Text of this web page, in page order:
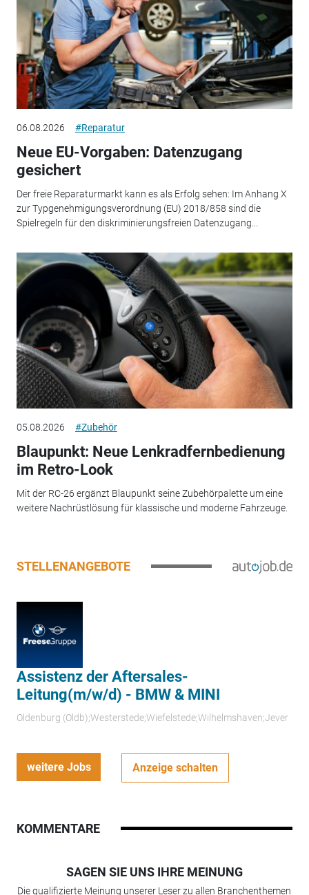
06.08.2026 #Reparatur
Neue EU-Vorgaben: Datenzugang
gesichert
Der freie Reparaturmarkt kann es als Erfolg sehen: Im Anhang X
zur Typgenehmigungsverordnung (EU) 2018/858 sind die
Spielregeln für den diskriminierungsfreien Datenzugang...
05.08.2026 #Zubehör
Blaupunkt: Neue Lenkradfernbedienung
im Retro-Look
Mit der RC-26 ergänzt Blaupunkt seine Zubehörpalette um eine
weitere Nachrüstlösung für klassische und moderne Fahrzeuge.
STELLENANGEBOTE
Assistenz der Aftersales-
Leitung(m/w/d) - BMW & MINI
Oldenburg (Oldb);Westerstede;Wiefelstede;Wilhelmshaven;Jever
weitere Jobs Anzeige schalten
KOMMENTARE
SAGEN SIE UNS IHRE MEINUNG
Die qualifizierte Meinung unserer Leser zu allen Branchenthemen